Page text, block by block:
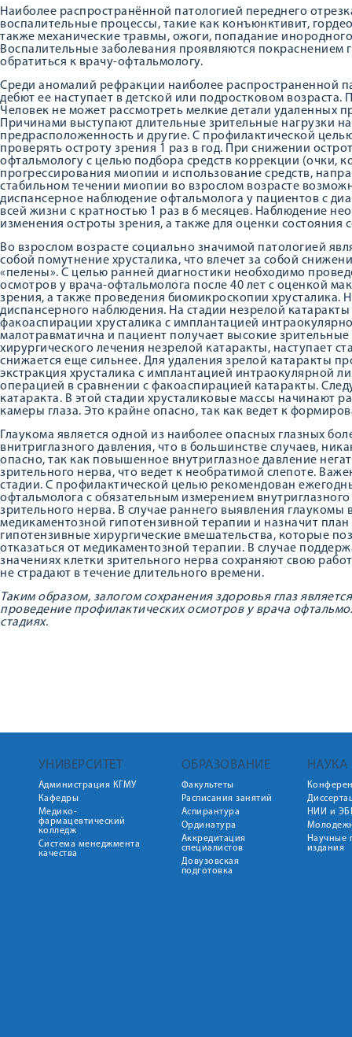
Наиболее распространённой патологией переднего
воспалительные процессы, такие как конъюнктивит,
также механические травмы, ожоги, попадание
Воспалительные заболевания проявляются покраснением
обратиться к врачу-офтальмологу.
Среди аномалий рефракции наиболее распространенной
дебют ее наступает в детской или подростковом
Человек не может рассмотреть мелкие детали удаленных
Причинами выступают длительные зрительные нагрузки
предрасположенность и другие. С профилактической
проверять остроту зрения 1 раз в год. При снижении
офтальмологу с целью подбора средств коррекции (очки,
прогрессирования миопии и использование средств,
стабильном течении миопии во взрослом возрасте
диспансерное наблюдение офтальмолога у пациентов с
всей жизни с кратностью 1 раз в 6 месяцев. Наблюдение
изменения остроты зрения, а также для оценки состояния
Во взрослом возрасте социально значимой патологией
собой помутнение хрусталика, что влечет за собой
«пелены». С целью ранней диагностики необходимо
осмотров у врача-офтальмолога после 40 лет с оценкой
зрения, а также проведения биомикроскопии хрусталика.
диспансерного наблюдения. На стадии незрелой
факоаспирации хрусталика с имплантацией
малотравматична и пациент получает высокие зрительные
хирургического лечения незрелой катаракты, наступает
снижается еще сильнее. Для удаления зрелой катаракты
экстракция хрусталика с имплантацией интраокулярной
операцией в сравнении с факоаспирацией катаракты.
катаракта. В этой стадии хрусталиковые массы начинают
камеры глаза. Это крайне опасно, так как ведет к
Глаукома является одной из наиболее опасных глазных
внитриглазного давления, что в большинстве случаев,
опасно, так как повышенное внутриглазное давление
зрительного нерва, что ведет к необратимой слепоте.
стадии. С профилактической целью рекомендован
офтальмолога с обязательным измерением
зрительного нерва. В случае раннего выявления глаукомы
медикаментозной гипотензивной терапии и назначит
гипотензивные хирургические вмешательства, которые
отказаться от медикаментозной терапии. В случае
значениях клетки зрительного нерва сохраняют свою
не страдают в течение длительного времени.
Таким образом, залогом сохранения здоровья глаз
проведение профилактических осмотров у врача
стадиях.
УНИВЕРСИТЕТ
Администрация КГМУ
Кафедры
Медико-
фармацевтический
колледж
Система менеджмента
качества
ОБРАЗОВАНИЕ
Факультеты
Расписания занятий
Аспирантура
Ординатура
Аккредитация
специалистов
Довузовская
подготовка
НАУКА
НИИ и
Научные
издания